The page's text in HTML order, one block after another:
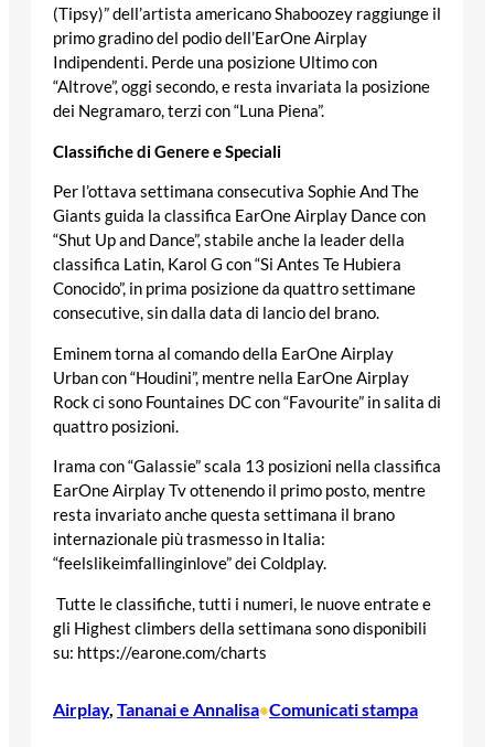
(Tipsy)” dell’artista americano Shaboozey raggiunge il
primo gradino del podio dell’EarOne Airplay
Indipendenti. Perde una posizione Ultimo con
“Altrove”, oggi secondo, e resta invariata la posizione
dei Negramaro, terzi con “Luna Piena”.
Classifiche di Genere e Speciali
Per l’ottava settimana consecutiva Sophie And The
Giants guida la classifica EarOne Airplay Dance con
“Shut Up and Dance”, stabile anche la leader della
classifica Latin, Karol G con “Si Antes Te Hubiera
Conocido”, in prima posizione da quattro settimane
consecutive, sin dalla data di lancio del brano.
Eminem torna al comando della EarOne Airplay
Urban con “Houdini”, mentre nella EarOne Airplay
Rock ci sono Fountaines DC con “Favourite” in salita di
quattro posizioni.
Irama con “Galassie” scala 13 posizioni nella classifica
EarOne Airplay Tv ottenendo il primo posto, mentre
resta invariato anche questa settimana il brano
internazionale più trasmesso in Italia:
“feelslikeimfallinginlove” dei Coldplay.
Tutte le classifiche, tutti i numeri, le nuove entrate e
gli Highest climbers della settimana sono disponibili
su: https://earone.com/charts
Airplay, Tananai e Annalisa•Comunicati stampa